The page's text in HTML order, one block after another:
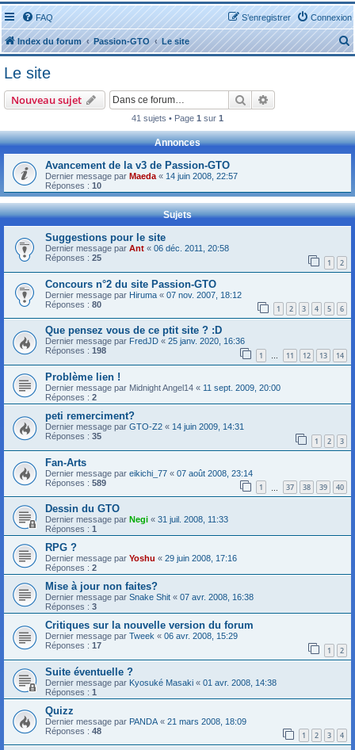
FAQ Connexion
S’enregistrer
Index du forum Passion-GTO Le site
e
r
r
Le site
Nouveau sujet Rechercher
41 sujets • Page 1 sur 1
Annonces
Avancement de la v3 de Passion-GTO
Dernier message par Maeda « 14 juin 2008, 22:57
Réponses : 10
Sujets
Suggestions pour le site
Dernier message par Ant « 06 déc. 2011, 20:58
Réponses : 25 1 2
Concours n°2 du site Passion-GTO
Dernier message par Hiruma « 07 nov. 2007, 18:12
Réponses : 80 1 2 3 4 5 6
Que pensez vous de ce ptit site ? :D
Dernier message par FredJD « 25 janv. 2020, 16:36
Réponses : 198 1 … 11 12 13 14
Problème lien !
Dernier message par Midnight Angel14 « 11 sept. 2009, 20:00
Réponses : 2
peti remerciment?
Dernier message par GTO-Z2 « 14 juin 2009, 14:31
Réponses : 35 1 2 3
Fan-Arts
Dernier message par eikichi_77 « 07 août 2008, 23:14
Réponses : 589 1 37 38 39 40
Dessin du GTO
Dernier message par Negi « 31 juil. 2008, 11:33
Réponses : 1
RPG ?
Dernier message par Yoshu « 29 juin 2008, 17:16
Réponses : 2
Mise à jour non faites?
Dernier message par Snake Shit « 07 avr. 2008, 16:38
Réponses : 3
Critiques sur la nouvelle version du forum
Dernier message par Tweek « 06 avr. 2008, 15:29
Réponses : 17 1 2
Suite éventuelle ?
Dernier message par Kyosuké Masaki « 01 avr. 2008, 14:38
Réponses : 1
Quizz
Dernier message par PANDA « 21 mars 2008, 18:09
Réponses : 48 1 2 3 4